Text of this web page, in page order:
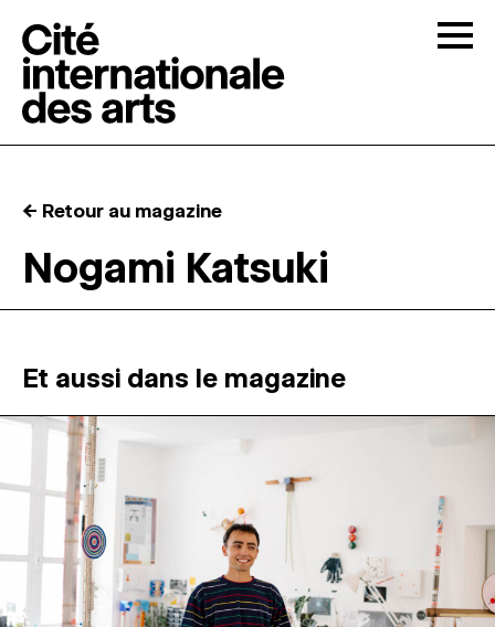
RÉSIDENCES ↓
ATELIERS OUVERTS
PROGRAMMATION
MAGAZINE
ESPACES DE PRATIQUE ARTISTIQUE ↓
← Retour au magazine
Nogami Katsuki
Et aussi dans le magazine